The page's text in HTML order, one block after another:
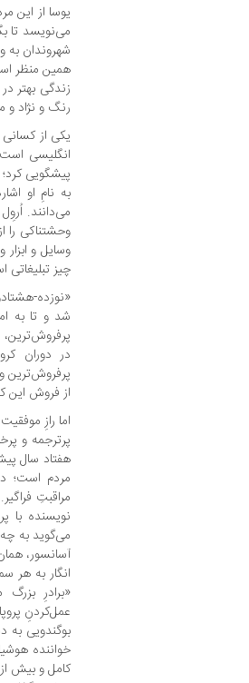
یوسا از این
می‌‌نویسد تا
شهروندان به
همین منظر
زندگی بهتر
رنگ و نژاد
یکی از
انگلیسی
پیشگویی
به نامِ او
می‌دانند.
وحشتناکی را
وسایل و
چیز
شد و تا به
در دوران
پرفروش‌ترین
از فروش این
اما رازِ
هفتاد سال
مردم است؛
مراقبتِ
نویسنده با
می‌گوید به
آسانسور،
انگار به هر
عمل‌کردنِ
خواننده‌
کامل و بیش